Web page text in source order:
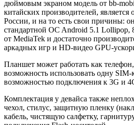
дюймовым экраном модель от bb-
китайских производителей,
России, и на то есть свои причины:
стандартной OC Android 5.1 Lollipop,
от MediaTek и достаточно
аркадных игр и HD-видео GPU-
Планшет может работать как
возможность использовать одну SIM-
возможностью подключения к 3G и
Комплектация у девайса также
чехол, стилус, защитную пленку
кабель, чистящую салфетку,